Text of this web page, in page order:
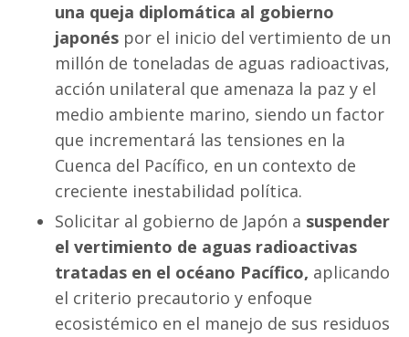
una queja diplomática al gobierno
japonés por el inicio del vertimiento de un
millón de toneladas de aguas radioactivas,
acción unilateral que amenaza la paz y el
medio ambiente marino, siendo un factor
que incrementará las tensiones en la
Cuenca del Pacífico, en un contexto de
creciente inestabilidad política.
Solicitar al gobierno de Japón a suspender
el vertimiento de aguas radioactivas
tratadas en el océano Pacífico, aplicando
el criterio precautorio y enfoque
ecosistémico en el manejo de sus residuos